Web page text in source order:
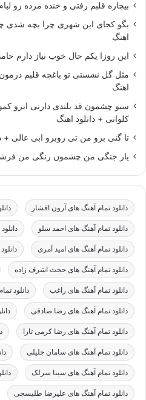
بیچاره قلبم رفتی و خنده مرده رو
بگو کجای این شهری چرا بچه شدی
اهنگ
این روزا یکم حال خوب نیاز دارم
مثل گل نشستی تو باغچه قلبم
اهنگ
سیو چشمون قد بلندی دارنی ابرو
کلوانی + دانلود اهنگ
تا گنی برو من تی روبرو ابی عالی +
یار جنگی من چشمون رنگی من فرشاد
دانلود تمام آهنگ های آرون افشار
دانلود تمام آهنگ های احمد سلو
دانلود تمام آهنگ های امید آمری
دانلود تمام آهنگ های حجت اشرف زاده
دانلود تمام آهنگ های راغب دانلود
دانلود تمام آهنگ های رضا صادقی
دانلود تمام آهنگ های رضا کرمی تارا
دانلود تمام آهنگ های سامان جلیلی
دانلود تمام آهنگ های سینا سرلک
دانلود تمام آهنگ های علیرضا طلیسچی